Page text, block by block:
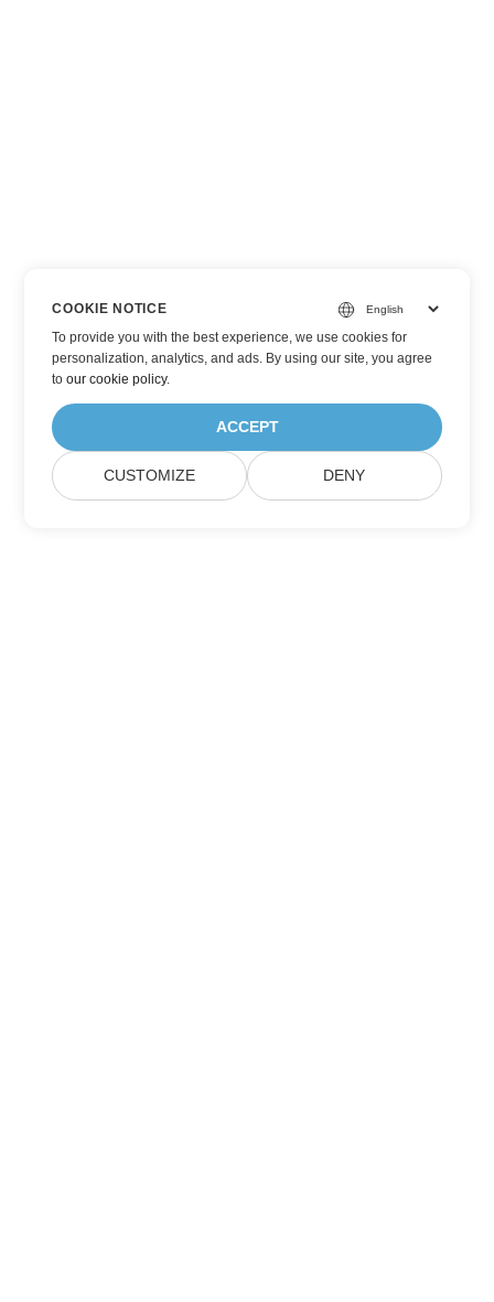
COOKIE NOTICE
To provide you with the best experience, we use cookies for
personalization, analytics, and ads. By using our site, you agree
toour cookie policy.
ACCEPT
CUSTOMIZE DENY